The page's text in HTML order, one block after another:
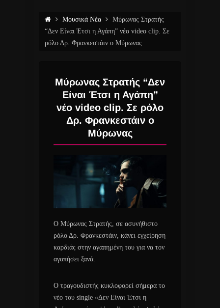
Μουσικά Νέα
Μύρωνας Στρατής
“Δεν Είναι Έτσι η Αγάπη” νέο video clip. Σε
ρόλο Δρ. Φρανκεστάιν ο Μύρωνας
Μύρωνας Στρατής “Δεν
Είναι Έτσι η Αγάπη”
νέο video clip. Σε ρόλο
Δρ. Φρανκεστάιν ο
Μύρωνας
Ο Μύρωνας Στρατής, σε ασυνήθιστο
ρόλο Δρ. Φρανκεστάιν, κάνει εγχείρηση
καρδιάς στην αγαπημένη του για να τον
αγαπήσει ξανά.
Ο τραγουδιστής κυκλοφορεί σήμερα το
νέο του single «Δεν Είναι Έτσι η